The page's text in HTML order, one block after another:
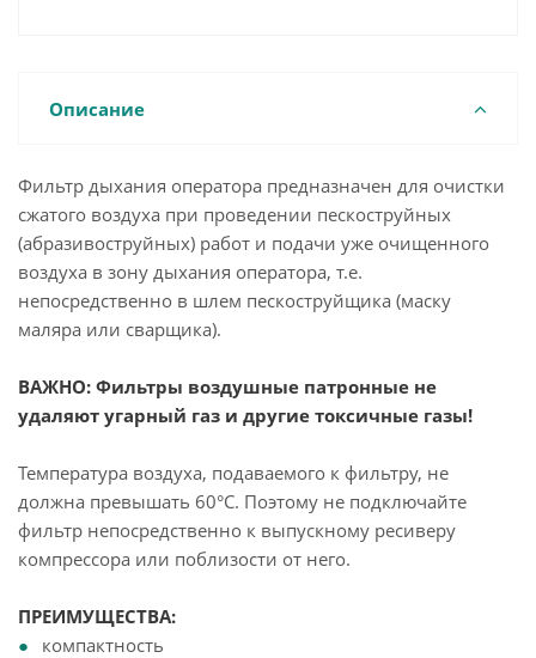
Описание
Фильтр дыхания оператора предназначен для очистки
сжатого воздуха при проведении пескоструйных
(абразивоструйных) работ и подачи уже очищенного
воздуха в зону дыхания оператора, т.е.
непосредственно в шлем пескоструйщика (маску
маляра или сварщика).
ВАЖНО: Фильтры воздушные патронные не
удаляют угарный газ и другие токсичные газы!
Температура воздуха, подаваемого к фильтру, не
должна превышать 60°С. Поэтому не подключайте
фильтр непосредственно к выпускному ресиверу
компрессора или поблизости от него.
ПРЕИМУЩЕСТВА:
компактность